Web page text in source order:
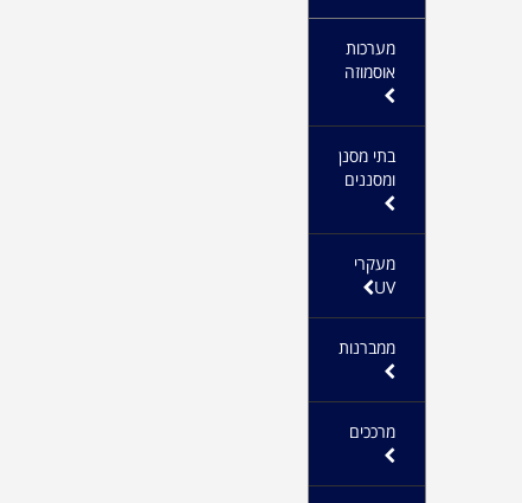
מערכות
אוסמוזה
בתי מסנן
ומסננים
מעקרי
UV
ממברנות
מרככים